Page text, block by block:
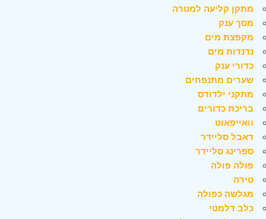
מתקן קליעה למטרה
מסך ענק
מקפצת מים
נדנדות מים
כדורי ענק
שערים מתנפחים
מתקני ילדודס
בריכת כדורים
וואייפאוט
דאבל סליידר
ספרינג סליידר
פולה פולה
טירה
מגלשה כפולה
כלב דלמטי